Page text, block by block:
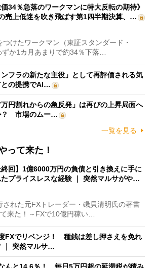
価34％急落のワークマンに特大反転の期待》
売上低迷を吹き飛ばす第1四半期決算、…
けたワークマン（東証スタンダード・
か1カ月あまりで約34％下落…
フラの新たな主役」として再評価される気
の提携でAI…
円割れからの急反発」は再びの上昇局面へ
？ 市場のムー…
一覧を見る
って来た！
終回】1億6000万円の負債と引き換えに手に
たプライスレスな経験 ｜ 突然マルサがや…
れた元FXトレーダー・磯貝清明氏の著書
て来た！～FXで10億円稼い…
FXでリベンジ！ 種銭は差し押さえを免れ
｜ 突然マルサ…